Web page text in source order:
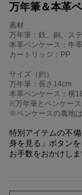
万年筆＆本革
素材
万年筆：鉄、銅、ス
本革ペンケース：牛
カートリッジ：PP
サイズ（約）
万年筆：長さ14cm
本革ペンケース：横
※万年筆とペンケー
※ペンケースの裏地
特別アイテムの不
身を見る」ボタン
お手数をおかけし